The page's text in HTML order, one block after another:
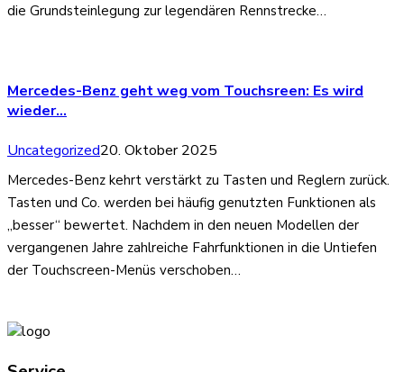
die Grundsteinlegung zur legendären Rennstrecke…
Mercedes-Benz geht weg vom Touchsreen: Es wird
wieder…
Uncategorized20. Oktober 2025
Mercedes-Benz kehrt verstärkt zu Tasten und Reglern zurück.
Tasten und Co. werden bei häufig genutzten Funktionen als
„besser“ bewertet. Nachdem in den neuen Modellen der
vergangenen Jahre zahlreiche Fahrfunktionen in die Untiefen
der Touchscreen-Menüs verschoben…